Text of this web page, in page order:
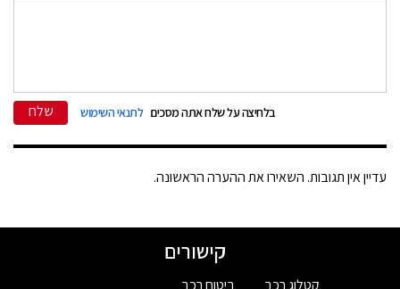
בלחיצה על שלח אתה מסכים לתנאי השימוש שלח
עדיין אין תגובות. השאירו את ההערה הראשונה.
קישורים
קטלוג רכב ביטוח רכב